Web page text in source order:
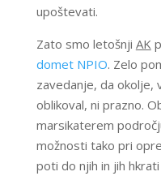
upoštevati.
Zato smo letošnji AK
domet NPIO. Zelo
zavedanje, da okolje,
oblikoval, ni prazno.
marsikaterem
možnosti tako pri
poti do njih in jih